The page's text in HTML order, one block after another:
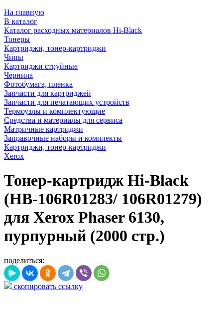
На главную
В каталог
Каталог расходных материалов Hi-Black
Тонеры
Картриджи, тонер-картриджи
Чипы
Картриджи струйные
Чернила
Фотобумага, пленка
Запчасти для картриджей
Запчасти для печатающих устройств
Термоузлы и комплектующие
Средства и материалы для сервиса
Матричные картриджи
Заправочные наборы и комплекты
Картриджи, тонер-картриджи
Xerox
Тонер-картридж Hi-Black
(HB-106R01283/ 106R01279)
для Xerox Phaser 6130,
пурпурный (2000 стр.)
поделиться:
скопировать ссылку